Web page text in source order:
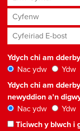
Cyfenw
Cyfeiriad E-bost*
Ydych chi am
Nac ydw
Ydw
Ydych chi am
newyddion a'n
Nac ydw
Ydw
Ticiwch y blwch i